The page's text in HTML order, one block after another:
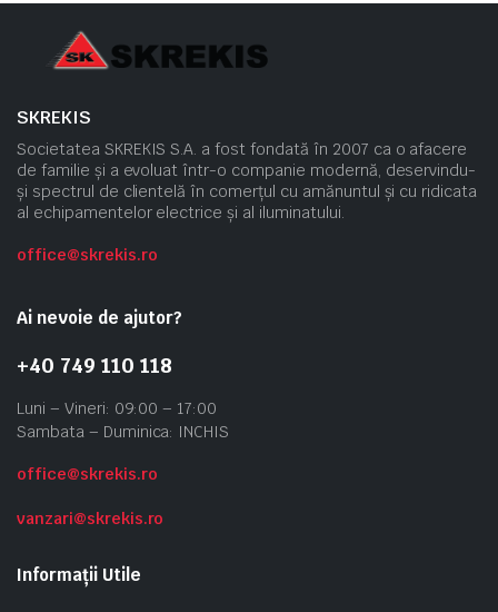
SKREKIS
Societatea SKREKIS S.A. a fost fondată în 2007 ca o afacere
de familie și a evoluat într-o companie modernă, deservindu-
și spectrul de clientelă în comerțul cu amănuntul și cu ridicata
al echipamentelor electrice și al iluminatului.
office@skrekis.ro
Ai nevoie de ajutor?
+40 749 110 118
Luni – Vineri: 09:00 – 17:00
Sambata – Duminica: INCHIS
office@skrekis.ro
vanzari@skrekis.ro
Informații Utile